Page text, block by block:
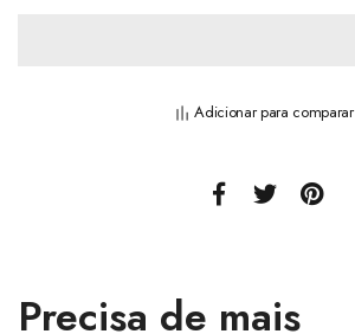
Adicionar para comparar
Precisa de mais